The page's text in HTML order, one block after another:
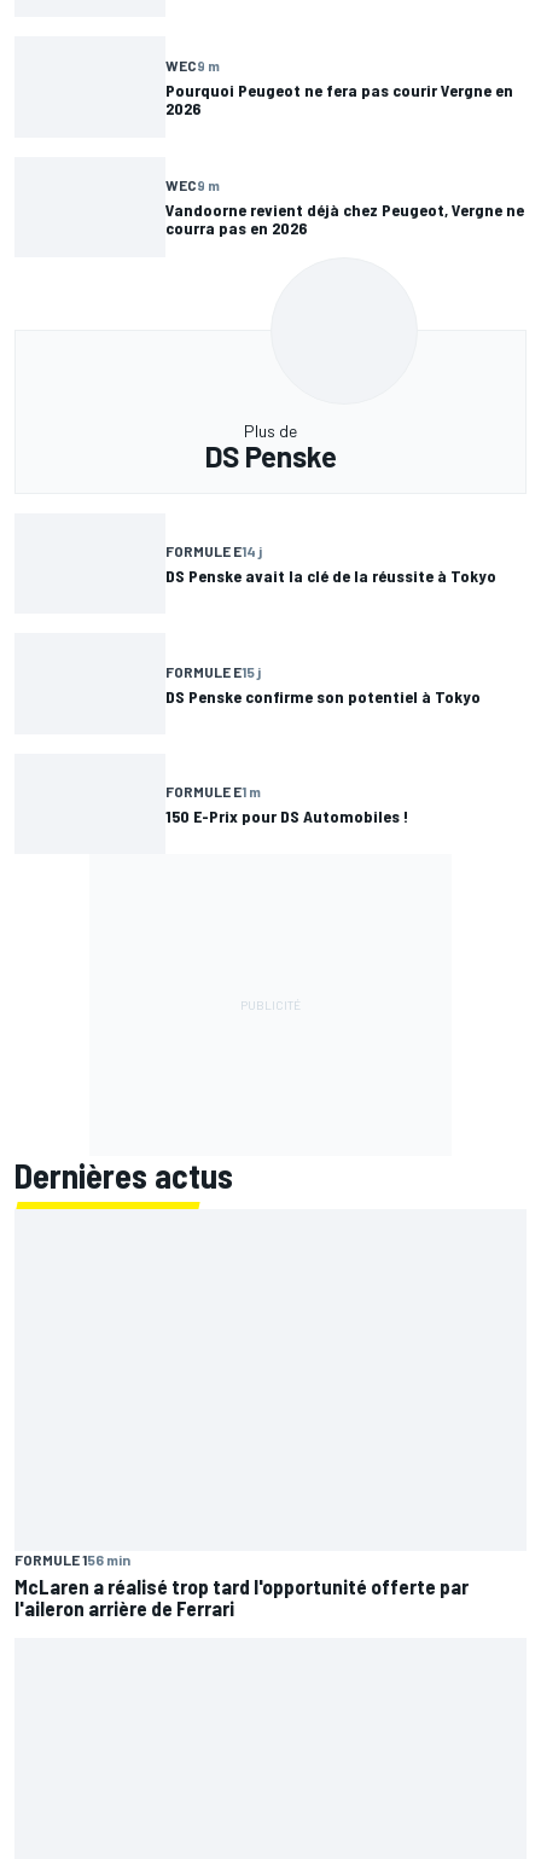
WEC9 m
Pourquoi Peugeot ne fera pas courir Vergne en
2026
WEC9 m
Vandoorne revient déjà chez Peugeot, Vergne ne
courra pas en 2026
Plus de
DS Penske
FORMULE E14 j
DS Penske avait la clé de la réussite à Tokyo
FORMULE E15 j
DS Penske confirme son potentiel à Tokyo
FORMULE E1 m
150 E-Prix pour DS Automobiles !
Dernières actus
FORMULE 156 min
McLaren a réalisé trop tard l'opportunité offerte par
l'aileron arrière de Ferrari